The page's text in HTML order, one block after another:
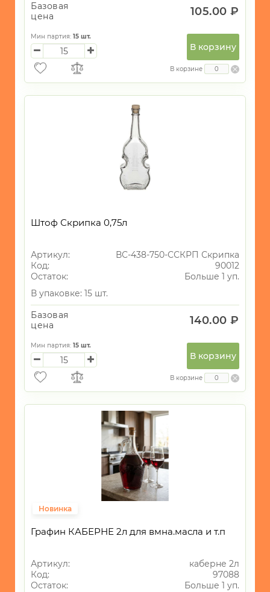
Базовая
цена
105.00 ₽
Мин партия: 15 шт.
В корзину
В корзине
Штоф Скрипка 0,75л
Артикул:
ВС-438-750-ССКРП Скрипка
Код:
90012
Остаток:
Больше 1 уп.
В упаковке: 15 шт.
Базовая
цена
140.00 ₽
Мин партия: 15 шт.
В корзину
В корзине
Новинка
Графин КАБЕРНЕ 2л для вмна.масла и т.п
Артикул:
каберне 2л
Код:
97088
Остаток:
Больше 1 уп.